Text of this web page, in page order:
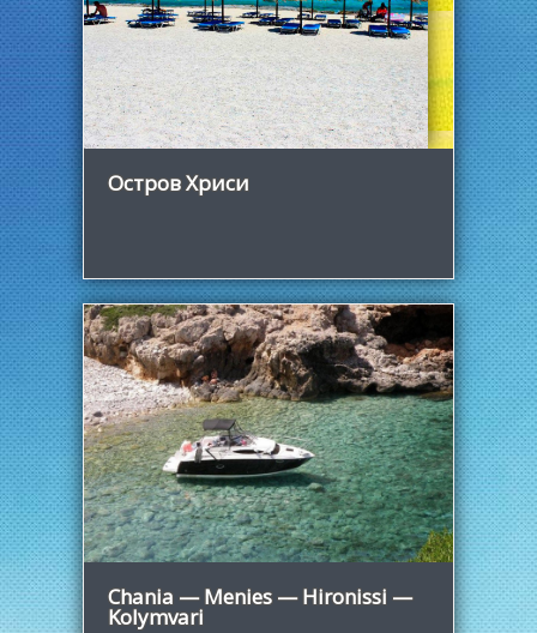
Узнать больше
Остров Хриси
Узнать больше
Chania — Menies — Hironissi —
Kolymvari